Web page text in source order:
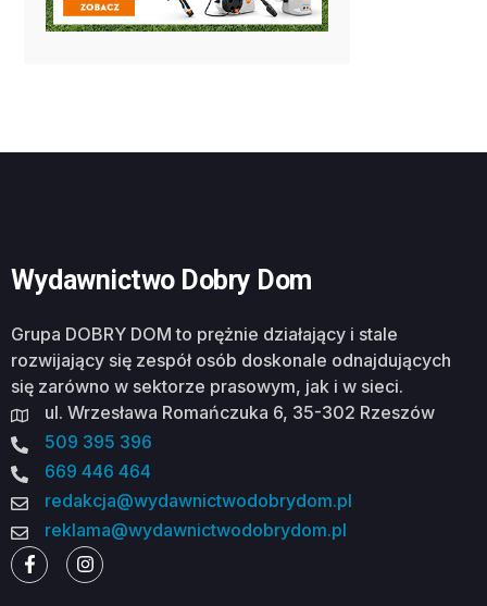
Wydawnictwo Dobry Dom
Grupa DOBRY DOM to prężnie działający i stale
rozwijający się zespół osób doskonale odnajdujących
się zarówno w sektorze prasowym, jak i w sieci.
ul. Wrzesława Romańczuka 6, 35-302 Rzeszów
509 395 396
669 446 464
redakcja@wydawnictwodobrydom.pl
reklama@wydawnictwodobrydom.pl